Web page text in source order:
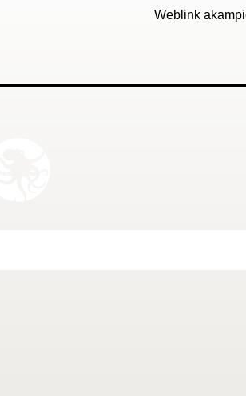
Weblink